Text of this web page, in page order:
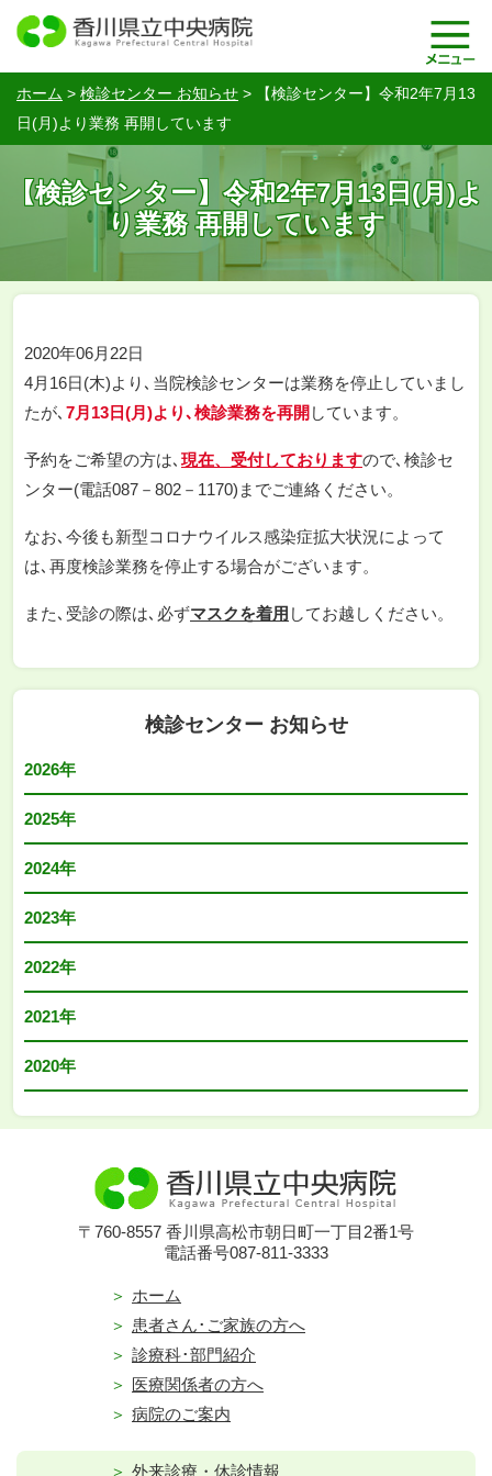
ホーム > 検診センター お知らせ >
【検診センター】令和2年7月13
日(月)より業務 再開しています
【検診センター】令和2年7月13日(月)よ
り業務 再開しています
2020年06月22日
4月16日(木)より､当院検診センターは業務を停止していまし
たが､ 7月13日(月)より､検診業務を再開 しています。
予約をご希望の方は､ 現在、受付しておりますので､検診セ
ンター(電話087－802－1170)までご連絡ください。
なお､今後も新型コロナウイルス感染症拡大状況によって
は､再度検診業務を停止する場合がございます。
また､受診の際は､必ずマスクを着用 してお越しください。
検診センター お知らせ
2026年
2025年
2024年
2023年
2022年
2021年
2020年
〒760-8557 香川県高松市朝日町一丁目2番1号
電話番号087-811-3333
ホーム
患者さん･ご家族の方へ
診療科･部門紹介
医療関係者の方へ
病院のご案内
外来診療・休診情報